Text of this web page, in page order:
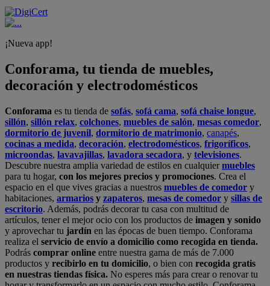
¡Nueva app!
Conforama, tu tienda de muebles,
decoración y electrodomésticos
Conforama es tu tienda de sofás, sofá cama, sofá chaise longue,
sillón, sillón relax, colchones, muebles de salón, mesas comedor,
dormitorio de juvenil, dormitorio de matrimonio, canapés,
cocinas a medida, decoración, electrodomésticos, frigoríficos,
microondas, lavavajillas, lavadora secadora, y televisiones.
Descubre nuestra amplia variedad de estilos en cualquiermuebles
para tu hogar, con los mejores precios y promociones. Crea el
espacio en el que vives gracias a nuestros muebles de comedor y
habitaciones, armarios y zapateros, mesas de comedor y sillas de
escritorio. Además, podrás decorar tu casa con multitud de
artículos, tener el mejor ocio con los productos de imagen y sonido
y aprovechar tu jardín en las épocas de buen tiempo. Conforama
realiza el servicio de envío a domicilio como recogida en tienda.
Podrás comprar online entre nuestra gama de más de 7.000
productos y recibirlo en tu domicilio, o bien con recogida gratis
en nuestras tiendas física. No esperes más para crear o renovar tu